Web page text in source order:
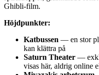
Ghibli-film.
Höjdpunkter:
Katbussen — en stor
kan klättra på
Saturn Theater —
visas här, aldrig online